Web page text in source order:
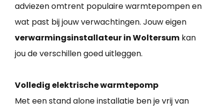
adviezen omtrent populaire warmtepompen en
wat past bij jouw verwachtingen. Jouw eigen
verwarmingsinstallateur in Woltersum kan
jou de verschillen goed uitleggen.
Volledig elektrische warmtepomp
Met een stand alone installatie ben je vrij van